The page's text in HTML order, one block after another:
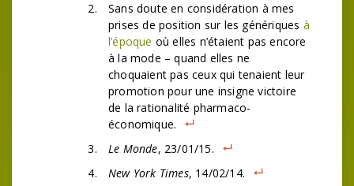
Sans doute en considération à mes
prises de position sur les génériques à
l’époque où elles n’étaient pas encore
à la mode – quand elles ne
choquaient pas ceux qui tenaient leur
promotion pour une insigne victoire
de la rationalité pharmaco-
économique.
Le Monde, 23/01/15.
New York Times, 14/02/14.